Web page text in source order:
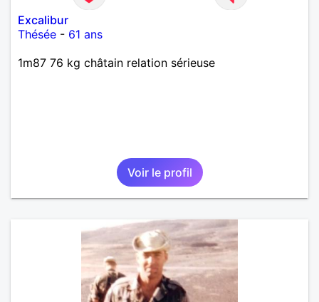
Excalibur
Thésée - 61 ans
1m87 76 kg châtain relation sérieuse
Voir le profil